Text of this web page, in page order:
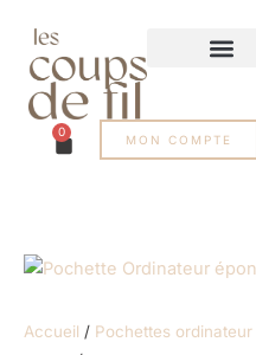
contenu
0
Panier MON COMPTE
Accueil / Pochettes ordinateur